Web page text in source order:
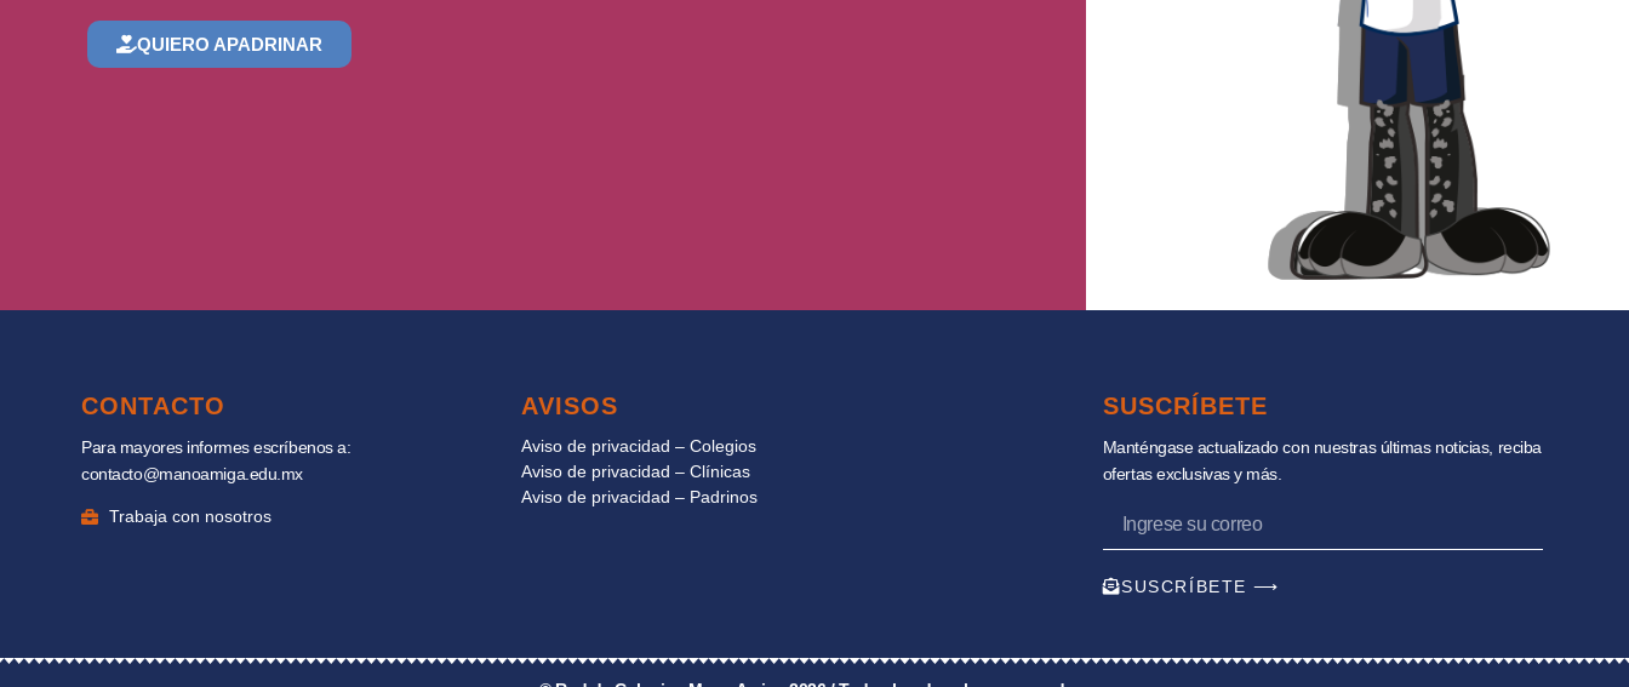
QUIERO APADRINAR
CONTACTO
Para mayores informes escríbenos a:
contacto@manoamiga.edu.mx
Trabaja con nosotros
AVISOS
Aviso de privacidad – Colegios
Aviso de privacidad – Clínicas
Aviso de privacidad – Padrinos
SUSCRÍBETE
Manténgase actualizado con nuestras últimas noticias, reciba
ofertas exclusivas y más.
SUSCRÍBETE ⟶